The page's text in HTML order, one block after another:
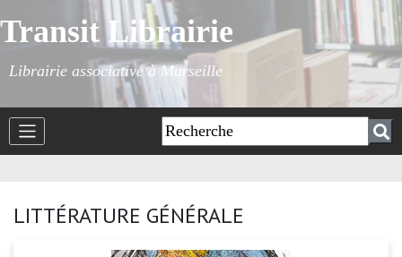
Transit Librairie
Librairie associative à Marseille
LITTÉRATURE GÉNÉRALE